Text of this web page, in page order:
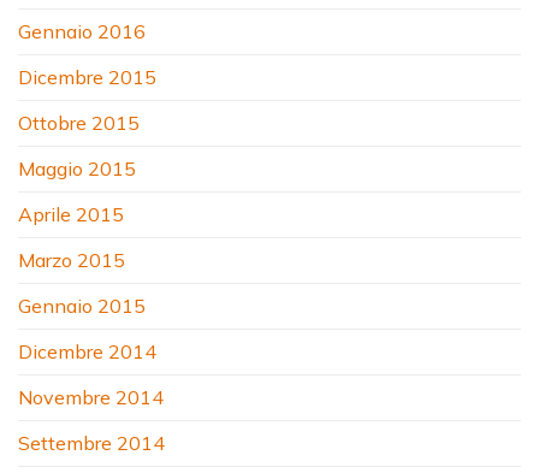
Gennaio 2016
Dicembre 2015
Ottobre 2015
Maggio 2015
Aprile 2015
Marzo 2015
Gennaio 2015
Dicembre 2014
Novembre 2014
Settembre 2014